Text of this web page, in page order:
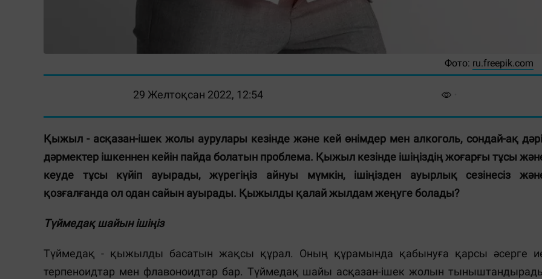
Фото: ru.freepik.com
29 Желтоқсан 2022, 12:54
Қыжыл - асқазан-ішек жолы аурулары кезінде және кей өнімдер мен алкоголь, сондай-ақ
дәрмектер ішкеннен кейін пайда болатын проблема. Қыжыл кезінде ішіңіздің жоғарғы тұсы
кеуде тұсы күйіп ауырады, жүрегіңіз айнуы мүмкін, ішіңізден ауырлық сезінесіз
қозғалғанда ол одан сайын ауырады. Қыжылды қалай жылдам жеңуге болады?
Түймедақ шайын ішіңіз
Түймедақ - қыжылды басатын жақсы құрал. Оның құрамында қабынуға қарсы әсерге
терпеноидтар мен флавоноидтар бар. Түймедақ шайы асқазан-ішек жолын